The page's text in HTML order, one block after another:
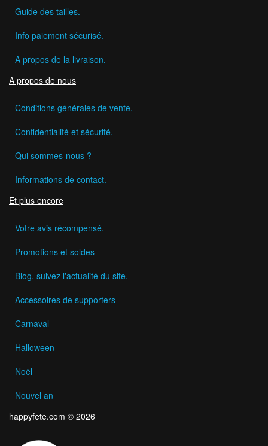
Guide des tailles.
Info paiement sécurisé.
A propos de la livraison.
A propos de nous
Conditions générales de vente.
Confidentialité et sécurité.
Qui sommes-nous ?
Informations de contact.
Et plus encore
Votre avis récompensé.
Promotions et soldes
Blog, suivez l'actualité du site.
Accessoires de supporters
Carnaval
Halloween
Noël
Nouvel an
happyfete.com © 2026